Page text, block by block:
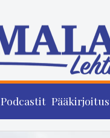
Podcastit Pääkirjoitus